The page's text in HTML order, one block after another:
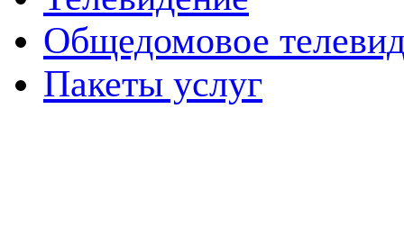
Общедомовое
Пакеты услуг